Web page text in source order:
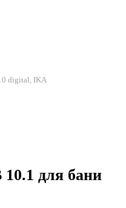
digital, IKA
для бани